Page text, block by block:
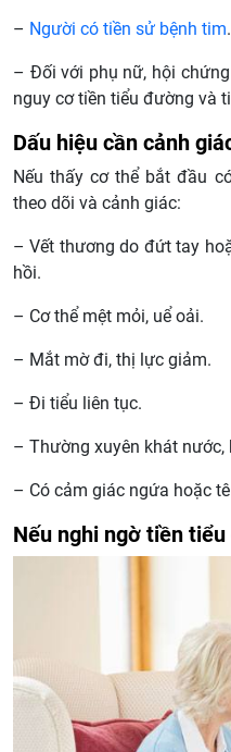
– Người có tiền sử bệnh tim.
– Đối với phụ nữ, hội chứng
nguy cơ tiền tiểu đường và
Dấu hiệu cần cảnh
Nếu thấy cơ thể bắt đầu
theo dõi và cảnh giác:
– Vết thương do đứt tay
hồi.
– Cơ thể mệt mỏi, uể oải.
– Mắt mờ đi, thị lực giảm.
– Đi tiểu liên tục.
– Thường xuyên khát nước,
– Có cảm giác ngứa hoặc
Nếu nghi ngờ tiền